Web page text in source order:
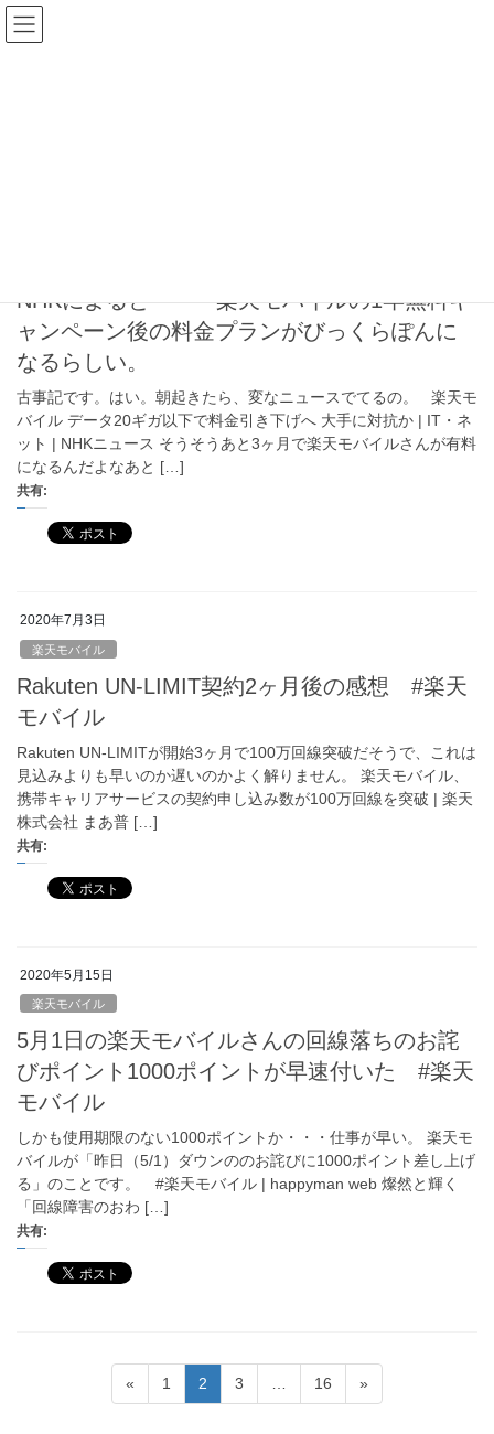
コ
ン
ナ
ビ
NHKによると・・・楽天モバイルの1年無料キ
ャンペーン後の料金プランがびっくらぽんに
なるらしい。
古事記です。はい。朝起きたら、変なニュースでてるの。 楽天モ
バイル データ20ギガ以下で料金引き下げへ 大手に対抗か | IT・ネ
ット | NHKニュース そうそうあと3ヶ月で楽天モバイルさんが有料
になるんだよなあと […]
共有:
2020年7月3日
楽天モバイル
Rakuten UN-LIMIT契約2ヶ月後の感想 #楽天
モバイル
Rakuten UN-LIMITが開始3ヶ月で100万回線突破だそうで、これは
見込みよりも早いのか遅いのかよく解りません。 楽天モバイル、
携帯キャリアサービスの契約申し込み数が100万回線を突破 | 楽天
株式会社 まあ普 […]
共有:
2020年5月15日
楽天モバイル
5月1日の楽天モバイルさんの回線落ちのお詫
びポイント1000ポイントが早速付いた #楽天
モバイル
しかも使用期限のない1000ポイントか・・・仕事が早い。 楽天モ
バイルが「昨日（5/1）ダウンののお詫びに1000ポイント差し上げ
る」のことです。 #楽天モバイル | happyman web 燦然と輝く
「回線障害のおわ […]
共有:
«
固
定
1
固
定
2
固
定
3 …
固
定
16 »